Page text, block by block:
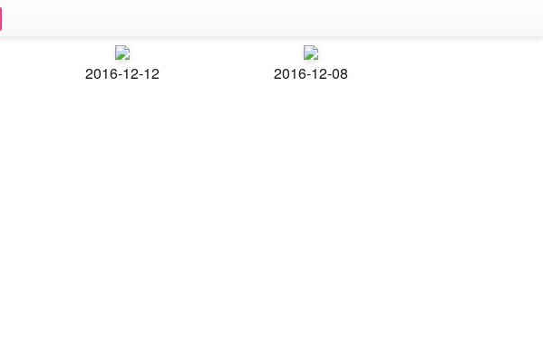
2016-12-12 2016-12-08